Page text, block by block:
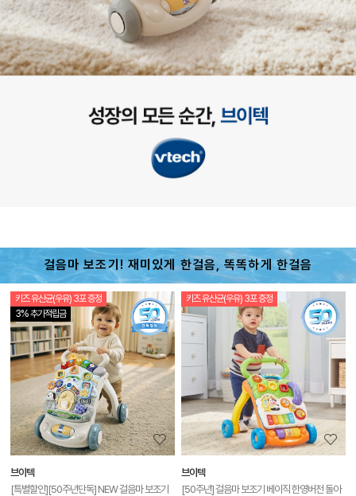
걸음마 보조기! 재미있게 한걸음, 똑똑하게 한걸음
3% 추가적립금
키즈 유산균(우유) 3포 증정
상
품
상
정
보
보
기
브이텍
[특별할인][50주년단독] NEW 걸음마 보조기
키즈 유산균(우유) 3포 증정
브이텍
[50주년] 걸음마 보조기 베이직 한영버전 돌아